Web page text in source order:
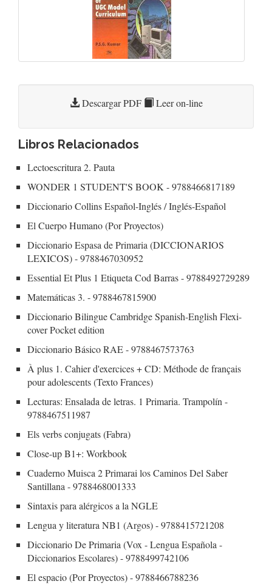
Descargar PDF Leer on-line
Libros Relacionados
Lectoescritura 2. Pauta
WONDER 1 STUDENT'S BOOK - 9788466817189
Diccionario Collins Español-Inglés / Inglés-Español
El Cuerpo Humano (Por Proyectos)
Diccionario Espasa de Primaria (DICCIONARIOS
LEXICOS) - 9788467030952
Essential Et Plus 1 Etiqueta Cod Barras - 9788492729289
Matemáticas 3. - 9788467815900
Diccionario Bilingue Cambridge Spanish-English Flexi-
cover Pocket edition
Diccionario Básico RAE - 9788467573763
À plus 1. Cahier d'exercices + CD: Méthode de français
pour adolescents (Texto Frances)
Lecturas: Ensalada de letras. 1 Primaria. Trampolín -
9788467511987
Els verbs conjugats (Fabra)
Close-up B1+: Workbook
Cuaderno Muisca 2 Primarai los Caminos Del Saber
Santillana - 9788468001333
Sintaxis para alérgicos a la NGLE
Lengua y literatura NB1 (Argos) - 9788415721208
Diccionario De Primaria (Vox - Lengua Española -
Diccionarios Escolares) - 9788499742106
El espacio (Por Proyectos) - 9788466788236